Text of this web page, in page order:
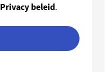
Privacy beleid.